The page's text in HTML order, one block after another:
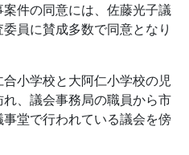
件の同意には、佐藤光子議
員に賛成多数で同意となり
小学校と大阿仁小学校の児
、議会事務局の職員から市
堂で行われている議会を傍